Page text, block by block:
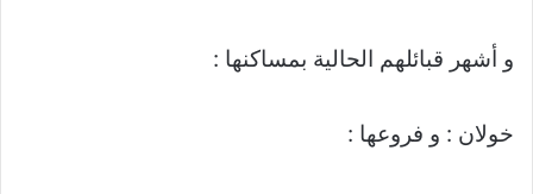
و أشهر قبائلهم الحالية بمساكنها :
خولان : و فروعها :